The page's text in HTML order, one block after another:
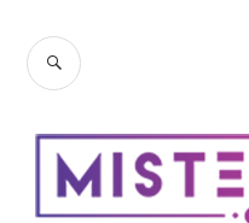
contenu
RECHERCHE